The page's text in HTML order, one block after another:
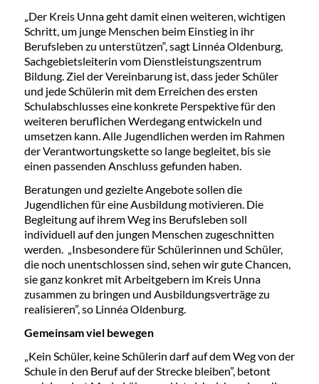
„Der Kreis Unna geht damit einen weiteren, wichtigen
Schritt, um junge Menschen beim Einstieg in ihr
Berufsleben zu unterstützen“, sagt Linnéa Oldenburg,
Sachgebietsleiterin vom Dienstleistungszentrum
Bildung. Ziel der Vereinbarung ist, dass jeder Schüler
und jede Schülerin mit dem Erreichen des ersten
Schulabschlusses eine konkrete Perspektive für den
weiteren beruflichen Werdegang entwickeln und
umsetzen kann. Alle Jugendlichen werden im Rahmen
der Verantwortungskette so lange begleitet, bis sie
einen passenden Anschluss gefunden haben.
Beratungen und gezielte Angebote sollen die
Jugendlichen für eine Ausbildung motivieren. Die
Begleitung auf ihrem Weg ins Berufsleben soll
individuell auf den jungen Menschen zugeschnitten
werden. „Insbesondere für Schülerinnen und Schüler,
die noch unentschlossen sind, sehen wir gute Chancen,
sie ganz konkret mit Arbeitgebern im Kreis Unna
zusammen zu bringen und Ausbildungsverträge zu
realisieren”, so Linnéa Oldenburg.
Gemeinsam viel bewegen
„Kein Schüler, keine Schülerin darf auf dem Weg von der
Schule in den Beruf auf der Strecke bleiben”, betont